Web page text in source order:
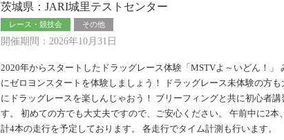
茨城県：JARI城里テストセンター
レース・競技会 その他
開催期間：2026年10月31日
2020年からスタートしたドラッグレース体験「MSTVよ～いどん！」
にゼロヨンスタートを体験しましょう！ ドラッグレース未体験の方
にドラッグレースを楽しんじゃおう！ ブリーフィングと共に初心者講
す。 初めての方でも大丈夫ですので、ご安心ください。 午前中に2本
計4本の走行を予定しております。 各走行でタイム計測も行います。